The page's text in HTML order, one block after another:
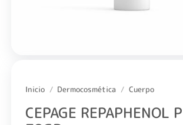
Inicio / Dermocosmética / Cuerpo
CEPAGE REPAPHENOL